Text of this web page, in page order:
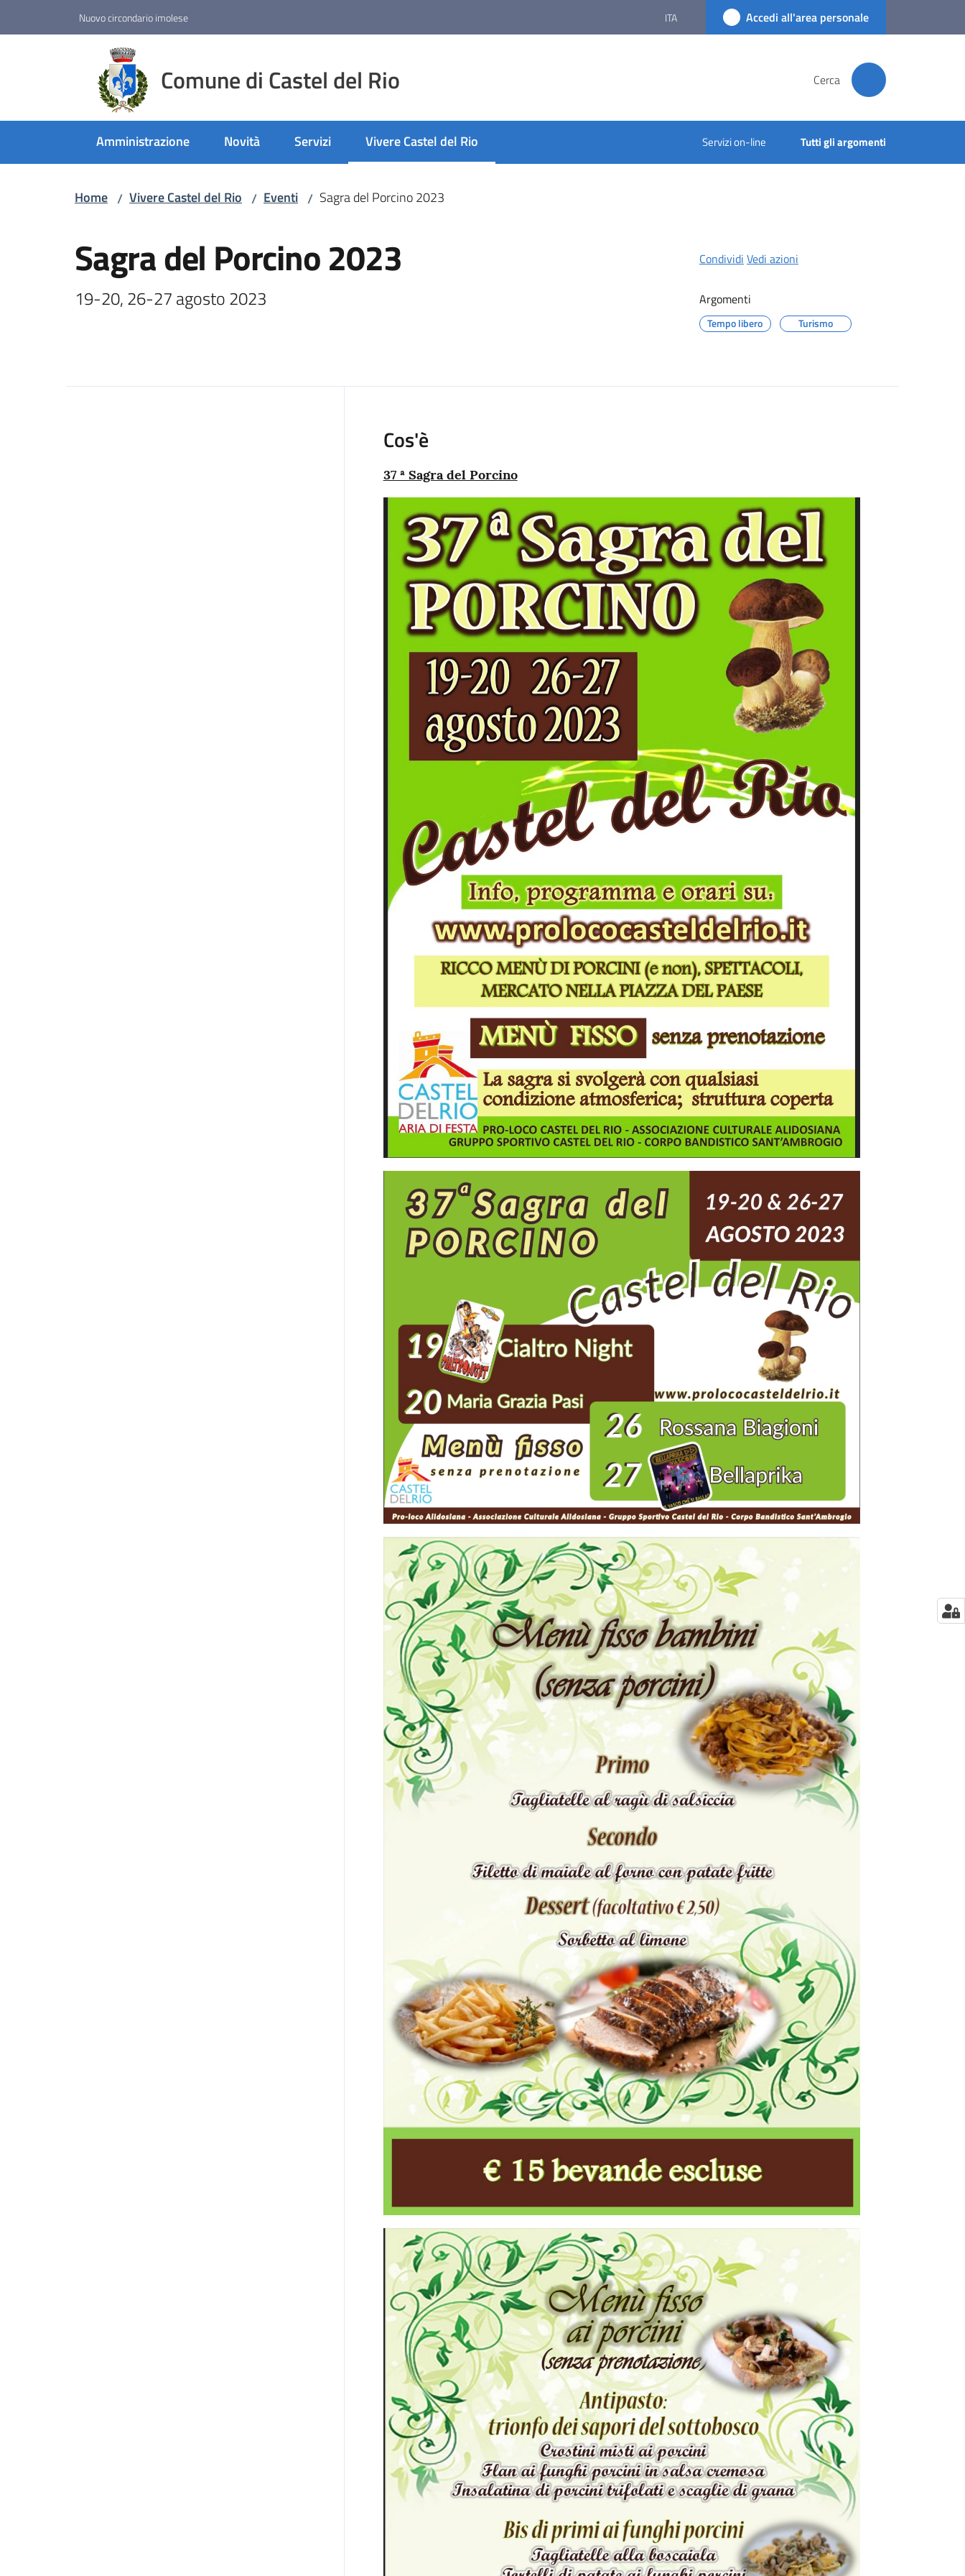
Nuovo circondario imolese ITA Accedi all'area personale
Comune di Castel del Rio Cerca
Amministrazione Novità Servizi Vivere Castel del Rio
Menu selezionato Servizi on-line Tutti gli argomenti
Home / Vivere Castel del Rio / Eventi / Sagra del Porcino 2023
Sagra del Porcino 2023
19-20, 26-27 agosto 2023
Condividi Vedi azioni
Argomenti
Tempo libero Turismo
Cos'è
37 ª Sagra del Porcino